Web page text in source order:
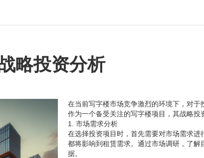
略投资分析
在当前写字楼市场竞争激烈的环境下，对
作为一个备受关注的写字楼项目，其战略投
1. 市场需求分析
在选择投资项目时，首先需要对市场需求
都将影响到租赁需求。通过市场调研，了
据。